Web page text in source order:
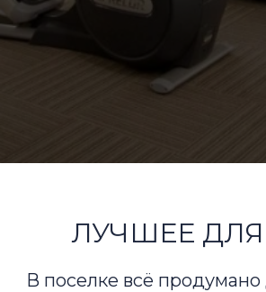
ЛУЧШЕЕ
В поселке всё